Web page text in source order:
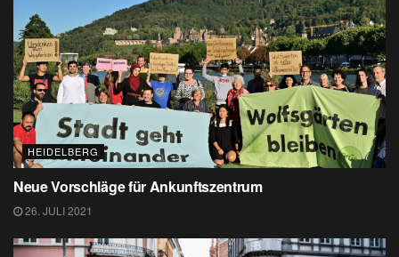
HEIDELBERG
Neue Vorschläge für Ankunftszentrum
26. JULI 2021